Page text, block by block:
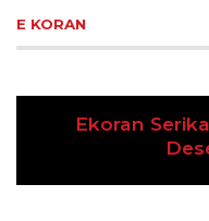
E KORAN
News, Edisi Senin 4